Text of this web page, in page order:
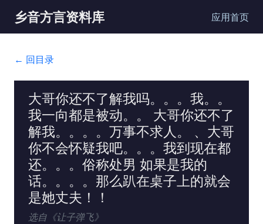
乡音方言资料库 应用首页
← 回目录
大哥你还不了解我吗。。。我。。
我一向都是被动。。 大哥你还不了
解我。。。。万事不求人。 、大哥
你不会怀疑我吧。。。我到现在都
还。。。俗称处男 如果是我的
话。。。。那么趴在桌子上的就会
是她丈夫！！
选自《让子弹飞》